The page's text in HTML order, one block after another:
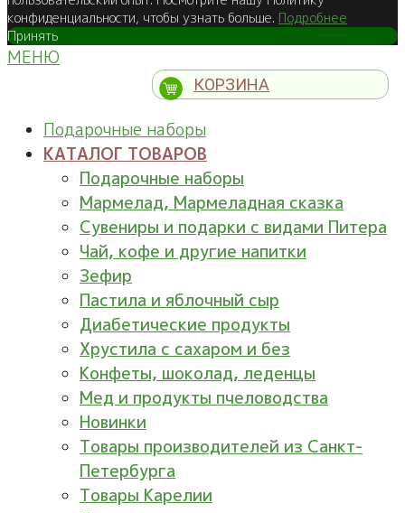
конфиденциальности, чтобы узнать больше. Подробнее
Принять
МЕНЮ
КОРЗИНА
Подарочные наборы
КАТАЛОГ ТОВАРОВ
Подарочные наборы
Мармелад, Мармеладная сказка
Сувениры и подарки с видами Питера
Чай, кофе и другие напитки
Зефир
Пастила и яблочный сыр
Диабетические продукты
Хрустила с сахаром и без
Конфеты, шоколад, леденцы
Мед и продукты пчеловодства
Новинки
Товары производителей из Санкт-
Петербурга
Товары Карелии